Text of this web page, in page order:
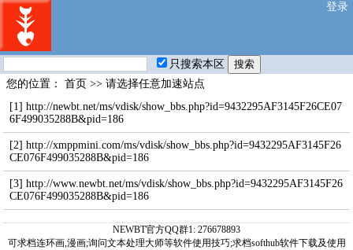
登录
只搜索本区
您的位置：首页 >> 请选择任意加速站点
[1]http://newbt.net/ms/vdisk/show_bbs.php?id=9432295AF3145F26CE07
6F499035288B&pid=186
[2]http://xmppmini.com/ms/vdisk/show_bbs.php?id=9432295AF3145F26
CE076F499035288B&pid=186
[3]http://www.newbt.net/ms/vdisk/show_bbs.php?id=9432295AF3145F26
CE076F499035288B&pid=186
NEWBT官方QQ群1: 276678893
可求档连环画,漫画;询问文本处理大师等软件使用技巧;求档softhub软件下载及使用